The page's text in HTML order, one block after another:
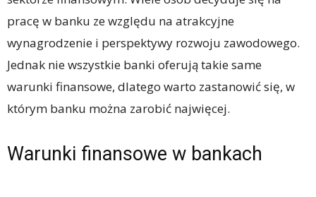
pracę w banku ze względu na atrakcyjne
wynagrodzenie i perspektywy rozwoju zawodowego.
Jednak nie wszystkie banki oferują takie same
warunki finansowe, dlatego warto zastanowić się, w
którym banku można zarobić najwięcej.
Warunki finansowe w bankach